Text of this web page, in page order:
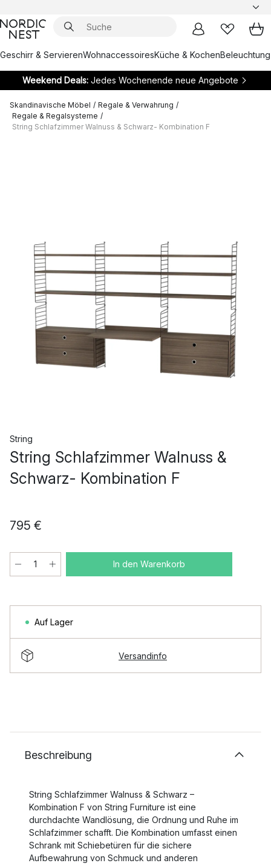
Geschirr & ServierenWohnaccessoiresKüche & KochenBeleuchtung
Weekend Deals:Jedes Wochenende neue Angebote
Skandinavische Möbel / Regale & Verwahrung /
Regale & Regalsysteme /
String Schlafzimmer Walnuss & Schwarz- Kombination F
String
String Schlafzimmer Walnuss &
Schwarz- Kombination F
795 €
In den Warenkorb
Auf Lager
Versandinfo
Beschreibung
String Schlafzimmer Walnuss & Schwarz –
Kombination F von String Furniture ist eine
durchdachte Wandlösung, die Ordnung und Ruhe im
Schlafzimmer schafft. Die Kombination umfasst einen
Schrank mit Schiebetüren für die sichere
Aufbewahrung von Schmuck und anderen